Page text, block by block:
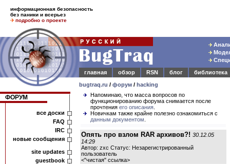
информационная безопасность
без паники и всерьез
подробно о проекте
главная
обзор RSN блог
библиотека
bugtraq.ru / форум / hacking
ФОРУМ
все доски
FAQ
IRC
новые сообщения
site updates
guestbook
Напоминаю, что масса вопросов по
функционированию форума снимается после
прочтения его описания
Новичкам также крайне полезно ознакомиться с
данным документом
Опять про взлом RAR архивов?! 30.12.05
14:29
Автор: zxc Статус: Незарегистрированный
пользователь
<"чистая" ссылка>